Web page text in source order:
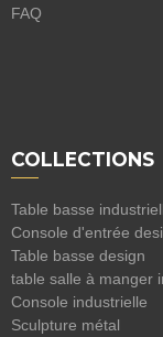
FAQ
COLLECTIONS
Table basse
Console d'entrée
Table basse design
table salle à manger
Console industrielle
Sculpture métal